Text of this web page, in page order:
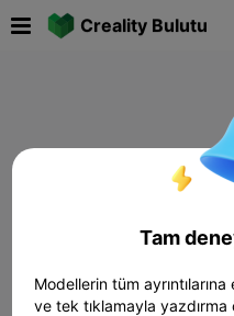
Creality Bulutu
Tam
Modellerin tüm
ve tek tıklamayla yazdırma